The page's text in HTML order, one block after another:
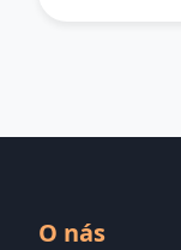
O nás